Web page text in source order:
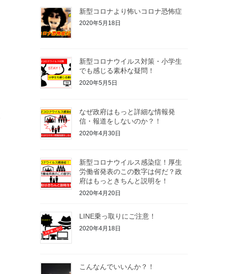
新型コロナより怖いコロナ恐怖症
2020年5月18日
新型コロナウイルス対策・小学生
でも感じる素朴な疑問！
2020年5月5日
なぜ政府はもっと詳細な情報発
信・報道をしないのか？！
2020年4月30日
新型コロナウイルス感染症！厚生
労働省発表のこの数字は何だ？政
府はもっときちんと説明を！
2020年4月20日
LINE乗っ取りにご注意！
2020年4月18日
こんなんでいいんか？！